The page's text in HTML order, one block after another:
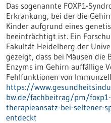
Das sogenannte FOXP1-
Erkrankung, bei der die
Kinder aufgrund eines
beeinträchtigt ist. Ein
Fakultät Heidelberg der
gezeigt, dass bei Mäusen die
Enzyms im Gehirn auffällige
Fehlfunktionen von
https://
bw.de/fachbeitrag/pm/
therapieansatz-bei-seltener-
entdeckt